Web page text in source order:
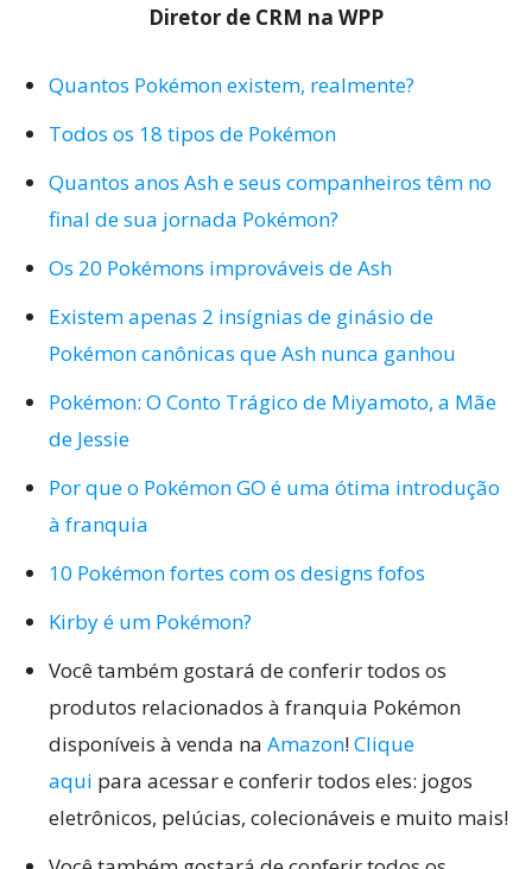
Diretor de CRM na WPP
Quantos Pokémon existem, realmente?
Todos os 18 tipos de Pokémon
Quantos anos Ash e seus companheiros têm no
final de sua jornada Pokémon?
Os 20 Pokémons improváveis de Ash
Existem apenas 2 insígnias de ginásio de
Pokémon canônicas que Ash nunca ganhou
Pokémon: O Conto Trágico de Miyamoto, a Mãe
de Jessie
Por que o Pokémon GO é uma ótima introdução
à franquia
10 Pokémon fortes com os designs fofos
Kirby é um Pokémon?
Você também gostará de conferir todos os
produtos relacionados à franquia Pokémon
disponíveis à venda na Amazon!Clique
aqui para acessar e conferir todos eles: jogos
eletrônicos, pelúcias, colecionáveis e muito mais!